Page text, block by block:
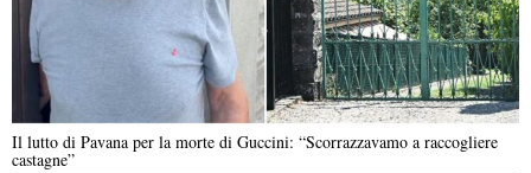
Il lutto di Pavana per la morte di Guccini: “Scorrazzavamo a raccogliere
castagne”